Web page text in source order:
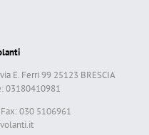
E. Ferri 99 25123 BRESCIA
03180410981
030 5106961